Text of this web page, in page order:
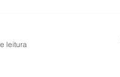
leitura